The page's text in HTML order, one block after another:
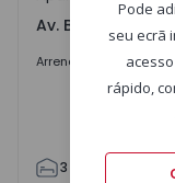
Av. Boavista,
Arrendar 2.300 €
3
Pode
seu ecrã
rápido,